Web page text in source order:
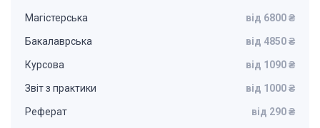
Магістерська від 6800 ₴
Бакалаврська від 4850 ₴
Курсова від 1090 ₴
Звіт з практики від 1000 ₴
Реферат від 290 ₴